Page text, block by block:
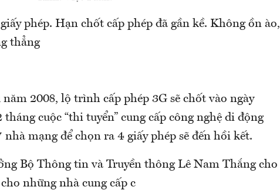
phép. Hạn chốt cấp phép đã gần kề. Không ồn ào,
thẳng
2008, lộ trình cấp phép 3G sẽ chốt vào ngày
cuộc “thi tuyển” cung cấp công nghệ di động
mạng để chọn ra 4 giấy phép sẽ đến hồi kết.
Bộ Thông tin và Truyền thông Lê Nam Thắng cho
những nhà cung cấp c